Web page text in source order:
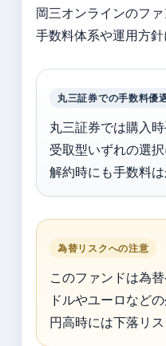
岡三オンラインのファ
手数料体系や運用方
丸三証券での手数料優
丸三証券では購入
受取型いずれの選
解約時にも手数料は
為替リスクへの注意
このファンドは為
ドルやユーロなど
円高時には下落リス